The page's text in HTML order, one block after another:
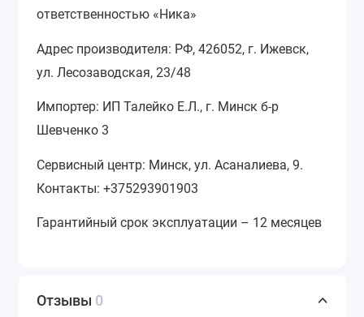
ответственностью «Ника»
Адрес производителя: РФ, 426052, г. Ижевск,
ул. Лесозаводская, 23/48
Импортер: ИП Талейко Е.Л., г. Минск б-р
Шевченко 3
Сервисный центр: Минск, ул. Асаналиева, 9.
Контакты: +375293901903
Гарантийный срок эксплуатации – 12 месяцев
Отзывы 0